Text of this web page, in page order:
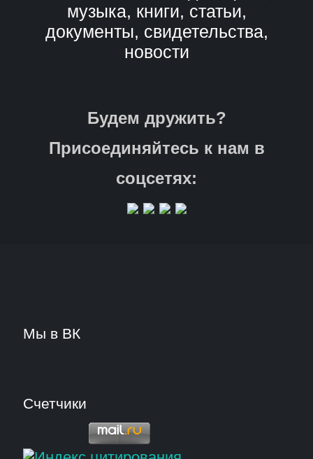
музыка, книги, статьи,
документы, свидетельства,
новости
Будем дружить?
Присоединяйтесь к нам в
соцсетях:
Мы в ВК
Счетчики